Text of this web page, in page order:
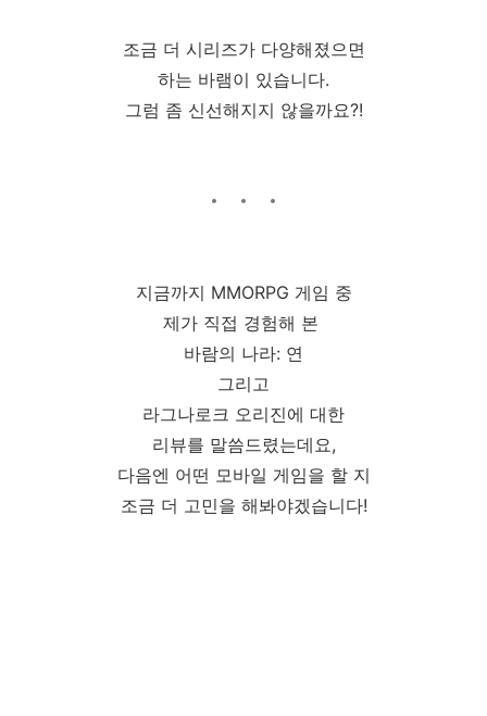
조금 더 시리즈가 다양해졌으면
하는 바램이 있습니다.
그럼 좀 신선해지지 않을까요?!
지금까지 MMORPG 게임 중
제가 직접 경험해 본
바람의 나라: 연
그리고
라그나로크 오리진에 대한
리뷰를 말씀드렸는데요,
다음엔 어떤 모바일 게임을 할 지
조금 더 고민을 해봐야겠습니다!